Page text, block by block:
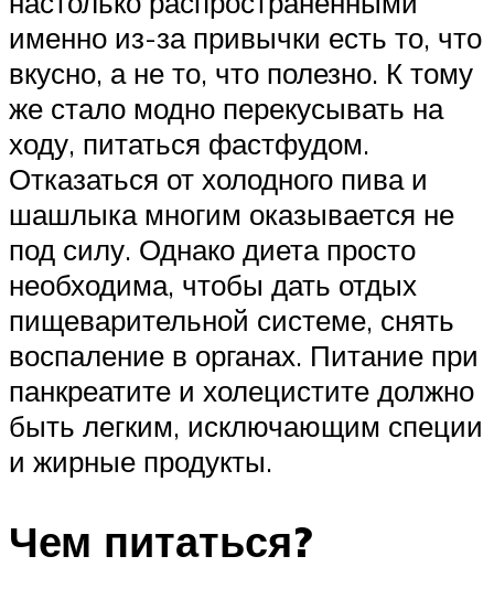
именно из-за привычки есть то, что
вкусно, а не то, что полезно. К тому
же стало модно перекусывать на
ходу, питаться фастфудом.
Отказаться от холодного пива и
шашлыка многим оказывается не
под силу. Однако диета просто
необходима, чтобы дать отдых
пищеварительной системе, снять
воспаление в органах. Питание при
панкреатите и холецистите должно
быть легким, исключающим специи
и жирные продукты.
Чем питаться?